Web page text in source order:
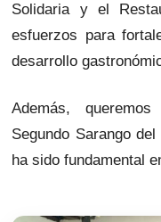
Solidaria y el
esfuerzos para
desarrollo
Además,
Segundo Sarango
ha sido fundamental